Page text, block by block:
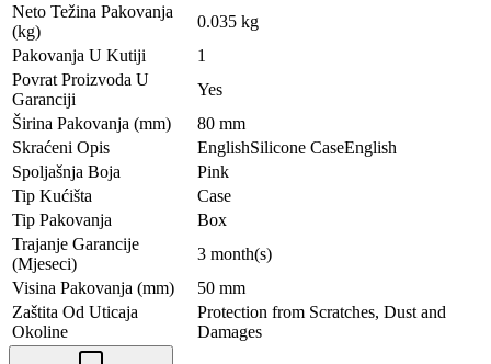
Neto Težina Pakovanja
(kg)
0.035 kg
Pakovanja U Kutiji
1
Povrat Proizvoda U
Garanciji
Yes
Širina Pakovanja (mm)
80 mm
Skraćeni Opis
EnglishSilicone CaseEnglish
Spoljašnja Boja
Pink
Tip Kućišta
Case
Tip Pakovanja
Box
Trajanje Garancije
(Mjeseci)
3 month(s)
Visina Pakovanja (mm)
50 mm
Zaštita Od Uticaja
Okoline
Protection from Scratches, Dust and
Damages